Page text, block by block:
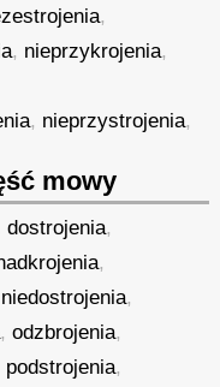
,
, nieprzykrojenia,
, nieprzystrojenia,
mowy
dostrojenia,
,
niedostrojenia,
,odzbrojenia,
podstrojenia,